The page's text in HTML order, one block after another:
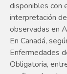
disponibles con
interpretación
observadas en
En Canadá,
Enfermedades
Obligatoria,